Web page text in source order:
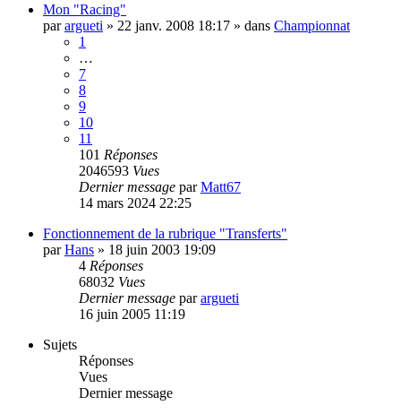
Mon "Racing"
parargueti » 22 janv. 2008 18:17 » dans Championnat
1
…
7
8
9
10
11
101 Réponses
2046593 Vues
Dernier message parMatt67
14 mars 2024 22:25
Fonctionnement de la rubrique "Transferts"
parHans » 18 juin 2003 19:09
4 Réponses
68032 Vues
Dernier message parargueti
16 juin 2005 11:19
Sujets
Réponses
Vues
Dernier message